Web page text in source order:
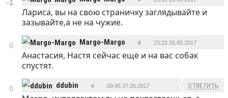
-1
ОТВЕТИТЬ
Лариса, вы на свою страничку заглядывайте и
зазывайте,а не на чужие.
0 Margo-Margo # 23:22 26.05.2017
ОТВЕТИТЬ
Анастасия, Настя сейчас ещё и на вас собак
спустят.
0 ddubin # 00:45 27.05.2017 ОТВЕТИТЬ